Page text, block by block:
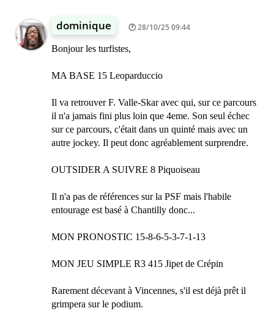
dominique 28/10/25 09:44
Bonjour les turfistes,
MA BASE 15 Leoparduccio
Il va retrouver F. Valle-Skar avec qui, sur ce parcours
il n'a jamais fini plus loin que 4eme. Son seul échec
sur ce parcours, c'était dans un quinté mais avec un
autre jockey. Il peut donc agréablement surprendre.
OUTSIDER A SUIVRE 8 Piquoiseau
Il n'a pas de références sur la PSF mais l'habile
entourage est basé à Chantilly donc...
MON PRONOSTIC 15-8-6-5-3-7-1-13
MON JEU SIMPLE R3 415 Jipet de Crépin
Rarement décevant à Vincennes, s'il est déjà prêt il
grimpera sur le podium.